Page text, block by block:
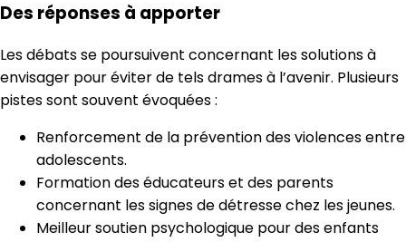
Des réponses à apporter
Les débats se poursuivent concernant les solutions à
envisager pour éviter de tels drames à l’avenir. Plusieurs
pistes sont souvent évoquées :
Renforcement de la prévention des violences entre
adolescents.
Formation des éducateurs et des parents
concernant les signes de détresse chez les jeunes.
Meilleur soutien psychologique pour des enfants